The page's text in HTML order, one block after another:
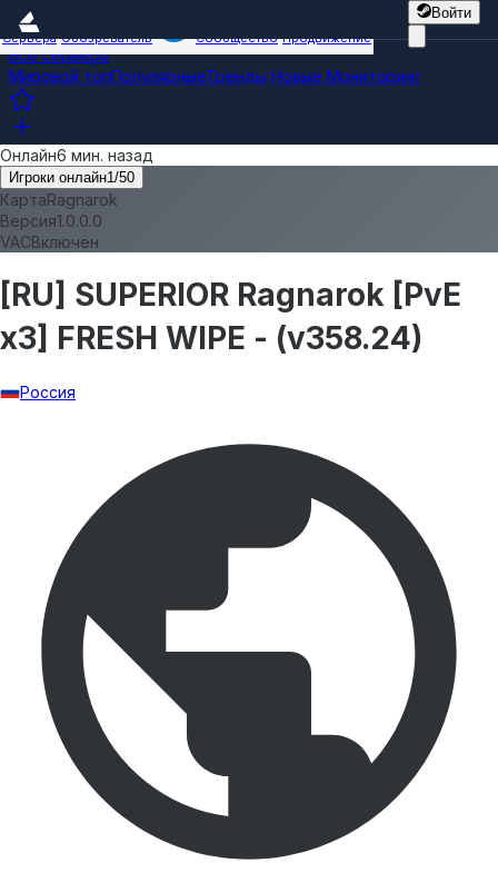
Войти
Сервера Обозреватель Сообщество Продвижение
Все сервера
Мировой топПопулярныеТренды Новые Мониторинг
[RU] SUPERIOR Ragnarok [PvE
x3] FRESH WIPE - (v358.24)
Россия
Онлайн6 мин. назад
Игроки онлайн1/50
КартаRagnarok
Версия1.0.0.0
VACВключён